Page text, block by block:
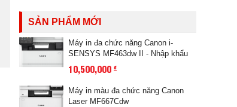
SẢN PHẨM MỚI
Máy in đa chức năng Canon i-
SENSYS MF463dw II - Nhập khẩu
10,500,000 đ
Máy in màu đa chức năng Canon
Laser MF667Cdw